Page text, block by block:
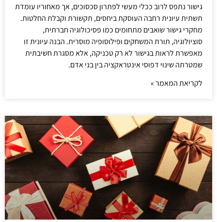
גישור נתפס לרוב ככלי מעשי לפתרון סכסוכים, אך מאחוריו עומדת
תשתית עיונית רחבה העוסקת ביחסים, תקשורת וקבלת החלטות.
מחקרי גישור שואבים מתחומים כמו פסיכולוגיה חברתית,
סוציולוגיה, תורת המשחקים ופילוסופיה מוסרית. הבנה עיונית זו
מאפשרת לראות בגישור לא רק טכניקה, אלא מסגרת חשיבתית
שמטרתה שינוי דפוסי אינטראקציה בין בני אדם.
לקריאת המאמר »